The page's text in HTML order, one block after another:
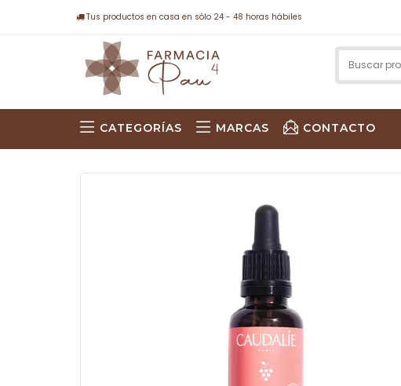
Tus productos en casa en sólo 24 - 48 horas hábiles
CATEGORÍAS MARCAS CONTACTO